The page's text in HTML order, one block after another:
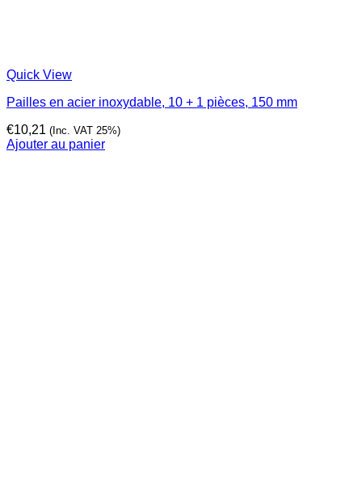
Quick View
Pailles en acier inoxydable, 10 + 1 pièces, 150 mm
€10,21 (Inc. VAT 25%)
Ajouter au panier